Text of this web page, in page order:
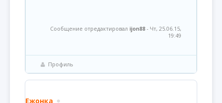
Сообщение отредактировал ijon88 - Чт, 25.06.15,
19:49
Профиль
Ежонка